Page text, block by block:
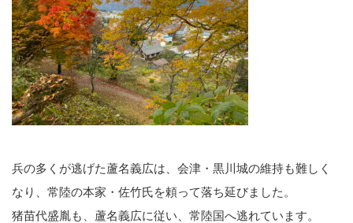
兵の多くが逃げた蘆名義広は、会津・黒川城の維持も難しく
なり、常陸の本家・佐竹氏を頼って落ち延びました。
猪苗代盛胤も、蘆名義広に従い、常陸国へ逃れています。